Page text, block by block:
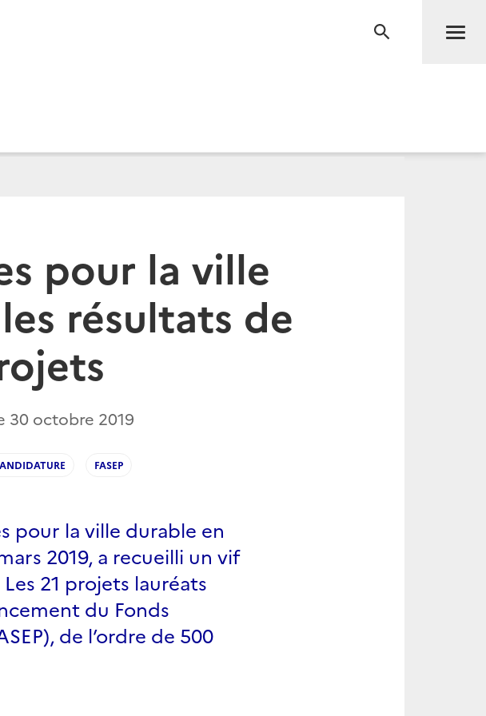
RECHERCHE
pour la ville
résultats de
30 octobre 2019
FASEP
pour la ville durable en
2019, a recueilli un vif
21 projets lauréats
du Fonds
de l’ordre de 500